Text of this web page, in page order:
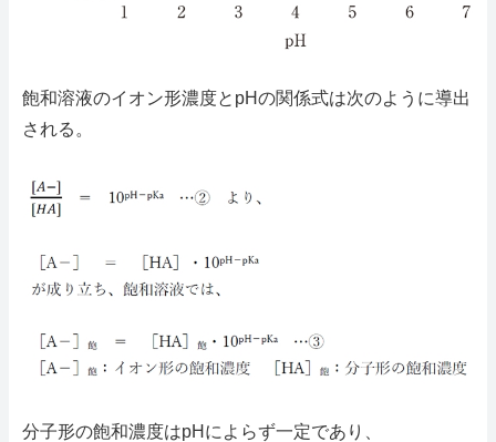
飽和溶液のイオン形濃度とpHの関係式は次のように導出
される。
分子形の飽和濃度はpHによらず一定であり、